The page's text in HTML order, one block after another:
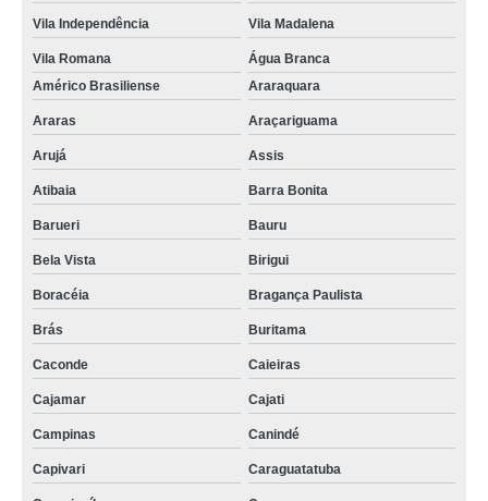
Vila Independência Vila Madalena
Vila Romana
Água Branca
Américo Brasiliense
Araraquara
Araras Araçariguama
Arujá Assis
Atibaia Barra Bonita
Barueri Bauru
Bela Vista Birigui
Boracéia Bragança Paulista
Brás Buritama
Caconde Caieiras
Cajamar Cajati
Campinas Canindé
Capivari Caraguatatuba